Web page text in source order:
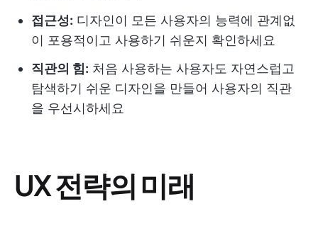
접근성: 디자인이 모든 사용자의 능력에 관계없
이 포용적이고 사용하기 쉬운지 확인하세요
직관의 힘: 처음 사용하는 사용자도 자연스럽고
탐색하기 쉬운 디자인을 만들어 사용자의 직관
을 우선시하세요
UX 전략의 미래